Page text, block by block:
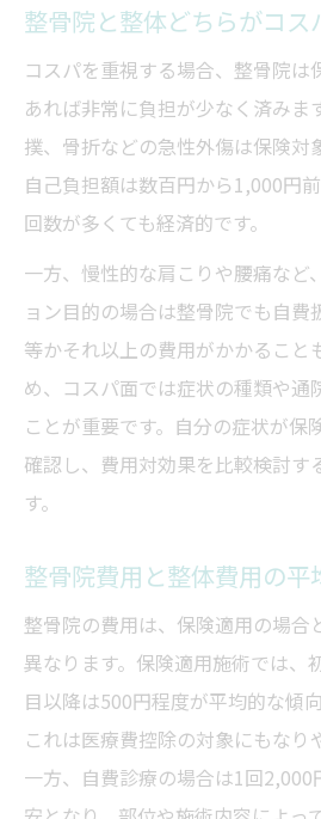
整骨院と整体どちらがコス
コスパを重視する場合、整骨院は
あれば非常に負担が少なく済みま
撲、骨折などの急性外傷は保険対
自己負担額は数百円から1,000円
回数が多くても経済的です。
一方、慢性的な肩こりや腰痛など
ョン目的の場合は整骨院でも自費
等かそれ以上の費用がかかること
め、コスパ面では症状の種類や通
ことが重要です。自分の症状が保
確認し、費用対効果を比較検討す
す。
整骨院費用と整体費用の
整骨院の費用は、保険適用の場合
異なります。保険適用施術では、
目以降は500円程度が平均的な傾
これは医療費控除の対象にもなり
一方、自費診療の場合は1回2,000